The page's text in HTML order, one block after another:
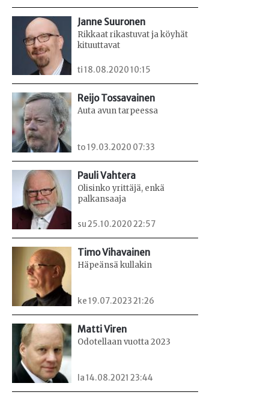
Janne Suuronen
Rikkaat rikastuvat ja köyhät
kituuttavat
ti 18.08.2020 10:15
Reijo Tossavainen
Auta avun tarpeessa
to 19.03.2020 07:33
Pauli Vahtera
Olisinko yrittäjä, enkä
palkansaaja
su 25.10.2020 22:57
Timo Vihavainen
Häpeänsä kullakin
ke 19.07.2023 21:26
Matti Viren
Odotellaan vuotta 2023
la 14.08.2021 23:44